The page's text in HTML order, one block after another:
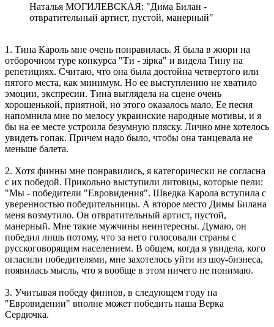
Наталья МОГИЛЕВСКАЯ: "Дима Билан -
отвратительный артист, пустой, манерный"
1. Тина Кароль мне очень понравилась. Я была в жюри на
отборочном туре конкурса "Ти - зiрка" и видела Тину на
репетициях. Считаю, что она была достойна четвертого или
пятого места, как минимум. Но ее выступлению не хватило
эмоции, экспресии. Тина выглядела на сцене очень
хорошенькой, приятной, но этого оказалось мало. Ее песня
напомнила мне по мелосу украинские народные мотивы, и я
бы на ее месте устроила безумную пляску. Лично мне хотелось
увидеть гопак. Причем надо было, чтобы она танцевала не
меньше балета.
2. Хотя финны мне понравились, я категорически не согласна
с их победой. Прикольно выступили литовцы, которые пели:
"Мы - победители "Евровидения". Шведка Карола вступила с
уверенностью победительницы. А второе место Димы Билана
меня возмутило. Он отвратительный артист, пустой,
манерный. Мне такие мужчины неинтересны. Думаю, он
победил лишь потому, что за него голосовали страны с
русскоговорящим населением. В общем, когда я увидела, кого
огласили победителями, мне захотелось уйти из шоу-бизнеса,
появилась мысль, что я вообще в этом ничего не понимаю.
3. Учитывая победу финнов, в следующем году на
"Евровидении" вполне может победить наша Верка
Сердючка.